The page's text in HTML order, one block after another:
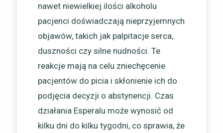
nawet niewielkiej ilości alkoholu
pacjenci doświadczają nieprzyjemnych
objawów, takich jak palpitacje serca,
duszności czy silne nudności. Te
reakcje mają na celu zniechęcenie
pacjentów do picia i skłonienie ich do
podjęcia decyzji o abstynencji. Czas
działania Esperalu może wynosić od
kilku dni do kilku tygodni, co sprawia, że